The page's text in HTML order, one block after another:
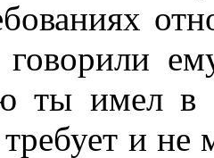
ты имел в
и не